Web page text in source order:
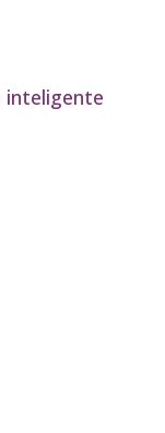
inteligente